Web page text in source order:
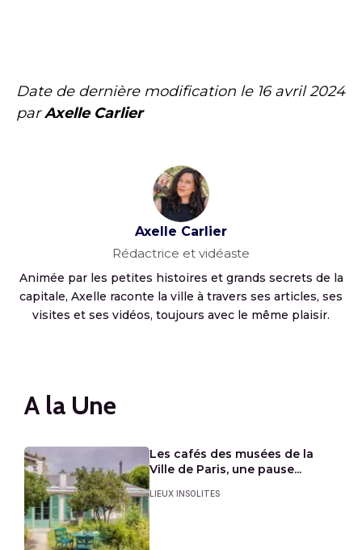
Date de dernière modification le 16 avril 2024
parAxelle Carlier
Axelle Carlier
Rédactrice et vidéaste
Animée par les petites histoires et grands secrets de la
capitale, Axelle raconte la ville à travers ses articles, ses
visites et ses vidéos, toujours avec le même plaisir.
A la Une
Les cafés des musées de la
Ville de Paris, une pause...
LIEUX INSOLITES